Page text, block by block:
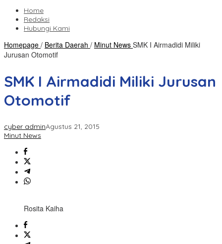
Home
Redaksi
Hubungi Kami
Homepage / Berita Daerah / Minut News SMK I Airmadidi Miliki
Jurusan Otomotif
SMK I Airmadidi Miliki Jurusan
Otomotif
cyber adminAgustus 21, 2015
Minut News
Rosita Kaiha